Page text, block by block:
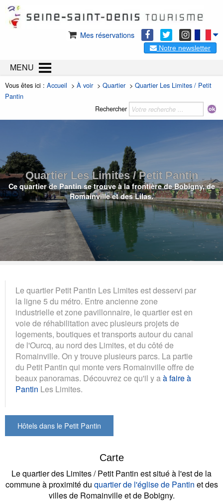
Mes réservations
Notre newsletter
MENU
Vous êtes ici : Accueil > À voir> Quartier> Quartier Les Limites / Petit
Pantin
Rechercher
Quartier Les Limites / Petit Pantin
Ce quartier de Pantin se trouve à la frontière de Bobigny, de
Romainville et des Lilas.
Le quartier Petit Pantin Les Limites est desservi par
la ligne 5 du métro. Entre ancienne zone
industrielle et zone pavillonnaire, le quartier est en
voie de réhabilitation avec plusieurs projets de
logements, boutiques et transports autour du canal
de l'Ourcq, au nord des Limites, et du côté de
Romainville. On y trouve plusieurs parcs. La partie
du Petit Pantin qui monte vers Romainville offre de
beaux panoramas. Découvrez ce qu'il y aà faire à
Pantin Les Limites.
Hôtels dans le Petit Pantin
Carte
Le quartier des Limites / Petit Pantin est situé à l'est de la
commune à proximité du quartier de l'église de Pantin et des
villes de Romainville et de Bobigny.